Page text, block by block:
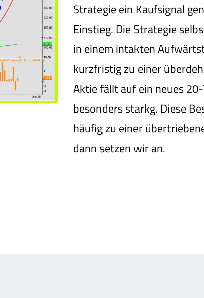
Strategie ein Kaufsignal
Einstieg. Die Strategie
in einem intakten
kurzfristig zu einer
Aktie fällt auf ein neues
besonders starkg. Diese
häufig zu einer
dann setzen wir an.